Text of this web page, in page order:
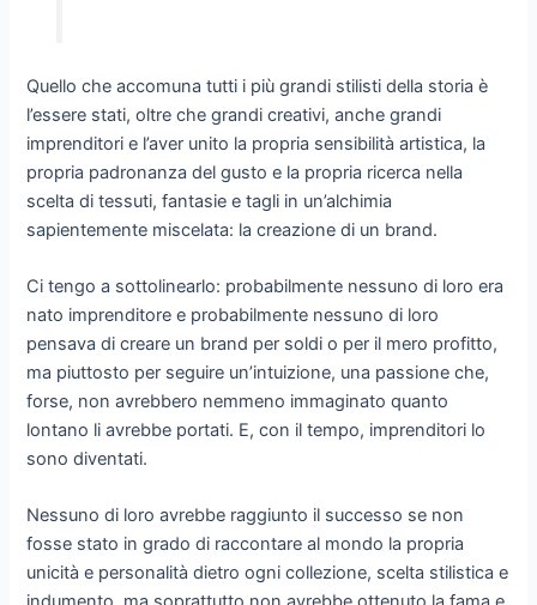
Quello che accomuna tutti i più grandi stilisti della storia è
l’essere stati, oltre che grandi creativi, anche grandi
imprenditori e l’aver unito la propria sensibilità artistica, la
propria padronanza del gusto e la propria ricerca nella
scelta di tessuti, fantasie e tagli in un’alchimia
sapientemente miscelata: la creazione di un brand.
Ci tengo a sottolinearlo: probabilmente nessuno di loro era
nato imprenditore e probabilmente nessuno di loro
pensava di creare un brand per soldi o per il mero profitto,
ma piuttosto per seguire un’intuizione, una passione che,
forse, non avrebbero nemmeno immaginato quanto
lontano li avrebbe portati. E, con il tempo, imprenditori lo
sono diventati.
Nessuno di loro avrebbe raggiunto il successo se non
fosse stato in grado di raccontare al mondo la propria
unicità e personalità dietro ogni collezione, scelta stilistica e